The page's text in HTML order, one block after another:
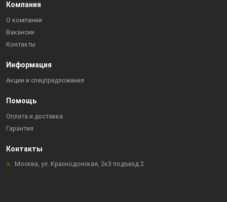
Компания
О компании
Вакансии
Контакты
Информация
Акции и спецпредложения
Помощь
Оплата и доставка
Гарантия
Контакты
Москва, ул. Краснодонская, 2к3 подъезд 2